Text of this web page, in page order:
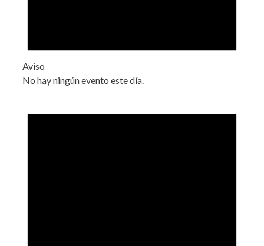
Aviso
No hay ningún evento este día.